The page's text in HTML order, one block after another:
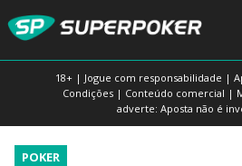
18+ | Jogue com responsabilidade |
Condições | Conteúdo comercial |
adverte: Aposta não é
POKER